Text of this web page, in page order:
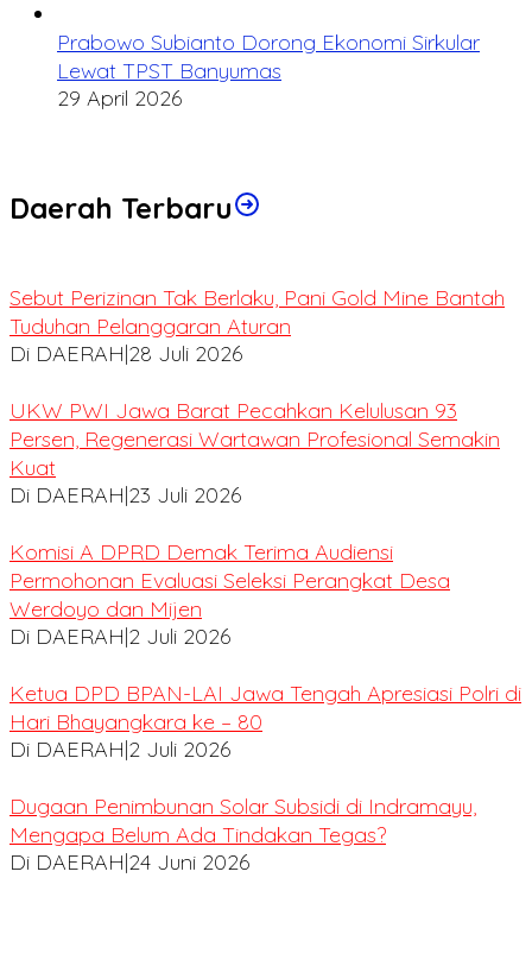
Prabowo Subianto Dorong Ekonomi Sirkular
Lewat TPST Banyumas
29 April 2026
Daerah Terbaru
Sebut Perizinan Tak Berlaku, Pani Gold Mine Bantah
Tuduhan Pelanggaran Aturan
Di DAERAH|28 Juli 2026
UKW PWI Jawa Barat Pecahkan Kelulusan 93
Persen, Regenerasi Wartawan Profesional Semakin
Kuat
Di DAERAH|23 Juli 2026
Komisi A DPRD Demak Terima Audiensi
Permohonan Evaluasi Seleksi Perangkat Desa
Werdoyo dan Mijen
Di DAERAH|2 Juli 2026
Ketua DPD BPAN-LAI Jawa Tengah Apresiasi Polri di
Hari Bhayangkara ke – 80
Di DAERAH|2 Juli 2026
Dugaan Penimbunan Solar Subsidi di Indramayu,
Mengapa Belum Ada Tindakan Tegas?
Di DAERAH|24 Juni 2026